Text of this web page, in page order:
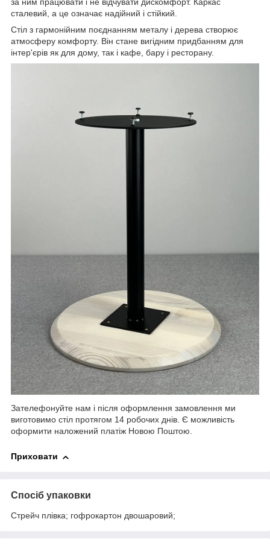
сталевий, а це означає надійний і стійкий.
Стіл з гармонійним поєднанням металу і дерева створює
атмосферу комфорту. Він стане вигідним придбанням для
інтер'єрів як для дому, так і кафе, бару і ресторану.
Зателефонуйте нам і після оформлення замовлення ми
виготовимо стіл протягом 14 робочих днів. Є можливість
оформити наложений платіж Новою Поштою.
Приховати
Спосіб упаковки
Стрейч плівка; гофрокартон двошаровий;